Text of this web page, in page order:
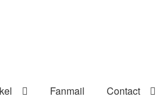
Fanmail Contact